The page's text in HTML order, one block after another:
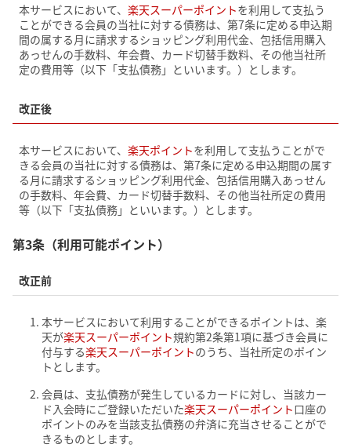
本サービスにおいて、 楽天スーパーポイントを利用して支払う
ことができる会員の当社に対する債務は、第7条に定める申込期
間の属する月に請求するショッピング利用代金、包括信用購入
あっせんの手数料、年会費、カード切替手数料、その他当社所
定の費用等（以下「支払債務」といいます。）とします。
改正後
本サービスにおいて、 楽天ポイントを利用して支払うことがで
きる会員の当社に対する債務は、第7条に定める申込期間の属す
る月に請求するショッピング利用代金、包括信用購入あっせん
の手数料、年会費、カード切替手数料、その他当社所定の費用
等（以下「支払債務」といいます。）とします。
第3条（利用可能ポイント）
改正前
本サービスにおいて利用することができるポイントは、楽
天が楽天スーパーポイント規約第2条第1項に基づき会員に
付与する楽天スーパーポイントのうち、当社所定のポイン
トとします。
会員は、支払債務が発生しているカードに対し、当該カー
ド入会時にご登録いただいた楽天スーパーポイント口座の
ポイントのみを当該支払債務の弁済に充当させることがで
きるものとします。